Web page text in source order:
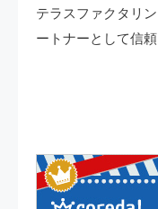
テラスファクタリ
ートナーとして信頼